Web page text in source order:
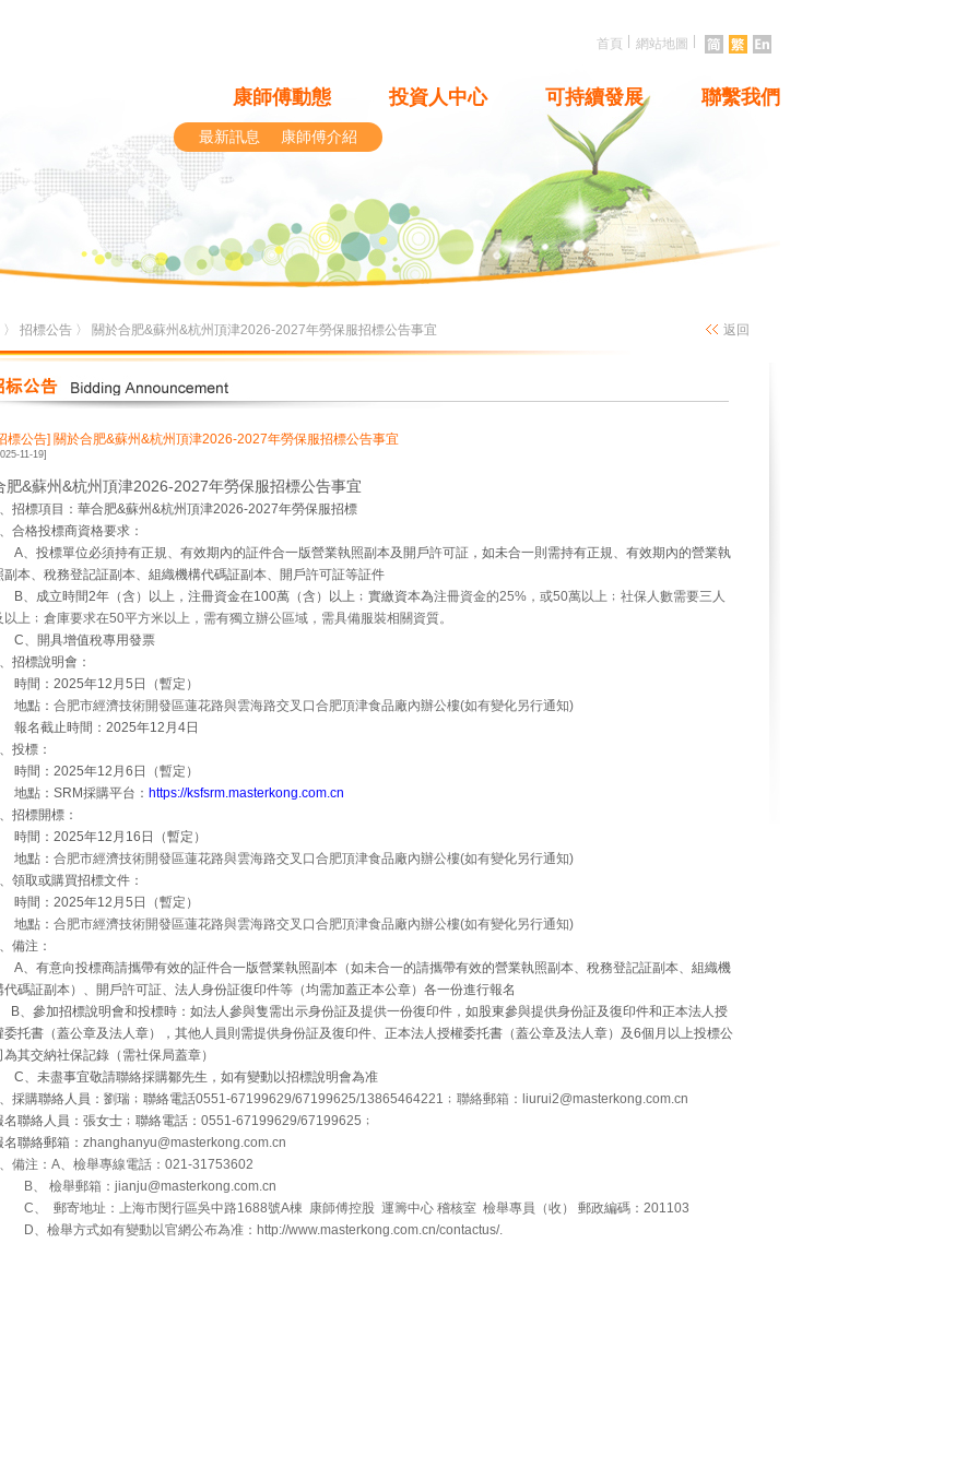
首頁 網站地圖
康師傅動態 投資人中心 可持續發展 聯繫我們
最新訊息 康師傅介紹
〉 招標公告 〉 關於合肥&蘇州&杭州頂津2026-2027年勞保服招標公告事宜 返回
標公告] 關於合肥&蘇州&杭州頂津2026-2027年勞保服招標公告事宜
11-19]
肥&蘇州&杭州頂津2026-2027年勞保服招標公告事宜
、招標項目：華合肥&蘇州&杭州頂津2026-2027年勞保服招標
、合格投標商資格要求：
、投標單位必須持有正規、有效期內的証件合一版營業執照副本及開戶許可証，如未合一則需持有正規、有效期內的營業執
副本、稅務登記証副本、組織機構代碼証副本、開戶許可証等証件
、成立時間2年（含）以上，注冊資金在100萬（含）以上﹔實繳資本為注冊資金的25%，或50萬以上﹔社保人數需要三人
以上﹔倉庫要求在50平方米以上，需有獨立辦公區域，需具備服裝相關資質。
、開具增值稅專用發票
、招標說明會：
時間： 2025年12 月5 日（暫定）
地點： 合肥市經濟技術開發區蓮花路與雲海路交叉口合肥頂津食品廠內辦公樓(如有變化另行通知)
報名截止時間： 2025年12 月 4日
、投標：
時間： 2025年12月6 日（暫定）
地點： SRM採購平台： https://ksfsrm.masterkong.com.cn
、招標開標：
時間： 2025年12 月16 日（暫定）
地點： 合肥市經濟技術開發區蓮花路與雲海路交叉口合肥頂津食品廠內辦公樓(如有變化另行通知)
、領取或購買招標文件：
時間： 2025年12 月5 日（暫定）
地點： 合肥市經濟技術開發區蓮花路與雲海路交叉口合肥頂津食品廠內辦公樓(如有變化另行通知)
、備注：
、有意向投標商請攜帶有效的証件合一版營業執照副本（如未合一的請攜帶有效的營業執照副本、稅務登記証副本、組織機
代碼証副本）、開戶許可証、法人身份証復印件等（均需加蓋正本公章）各一份進行報名
、參加招標說明會和投標時：如法人參與隻需出示身份証及提供一份復印件，如股東參與提供身份証及復印件和正本法人授
委托書（蓋公章及法人章），其他人員則需提供身份証及復印件、正本法人授權委托書（蓋公章及法人章）及6個月以上投標公
為其交納社保記錄（需社保局蓋章）
、未盡事宜敬請聯絡採購鄒先生，如有變動以招標說明會為准
、採購聯絡人員：劉瑞﹔聯絡電話0551-67199629/67199625/13865464221 ﹔聯絡郵箱： liurui2@masterkong.com.cn
名聯絡人員：張女士﹔聯絡電話： 0551-67199629/67199625 ﹔
名聯絡郵箱： zhanghanyu@masterkong.com.cn
備注：A、檢舉專線電話：021-31753602
檢舉郵箱：jianju@masterkong.com.cn
郵寄地址：上海市閔行區吳中路1688號A棟 康師傅控股 運籌中心 稽核室 檢舉專員（收） 郵政編碼：201103
檢舉方式如有變動以官網公布為准：http://www.masterkong.com.cn/contactus/.